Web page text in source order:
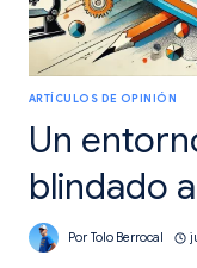
ARTÍCULOS DE OPINIÓN
Un
blindado
Por Tolo Berrocal